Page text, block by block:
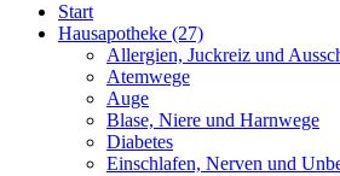
Start
Hausapotheke (27)
Allergien, Juckreiz und
Atemwege
Auge
Blase, Niere und Harnwege
Diabetes
Einschlafen, Nerven und